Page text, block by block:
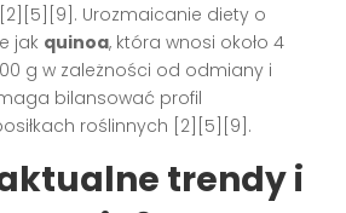
Urozmaicanie diety o
jak quinoa, która wnosi około 4
g w zależności od odmiany i
bilansować profil
roślinnych [2][5][9].
trendy i